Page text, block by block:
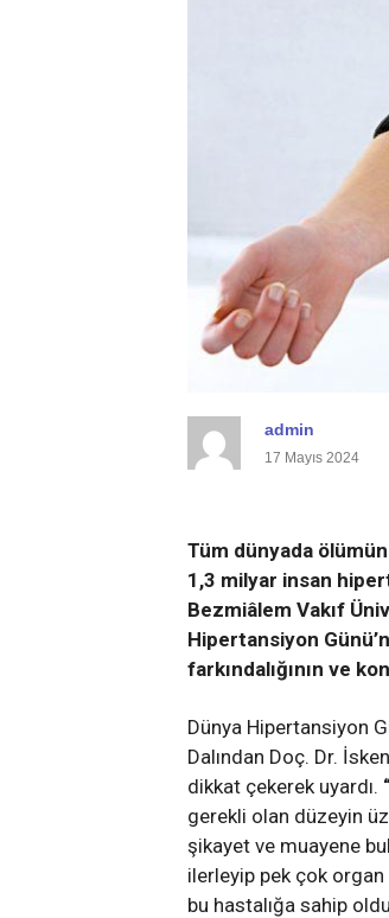
admin
17 Mayıs 2024
Tüm dünyada
1,3 milyar insan
Bezmiâlem Vakıf
Hipertansiyon
farkındalığının ve
Dünya Hipertansiyon
Dalından Doç. Dr.
dikkat çekerek uyardı.
gerekli olan düzeyin
şikayet ve muayene
ilerleyip pek çok organ
bu hastalığa sahip
Sarıyer Bentler ve Kemerler –